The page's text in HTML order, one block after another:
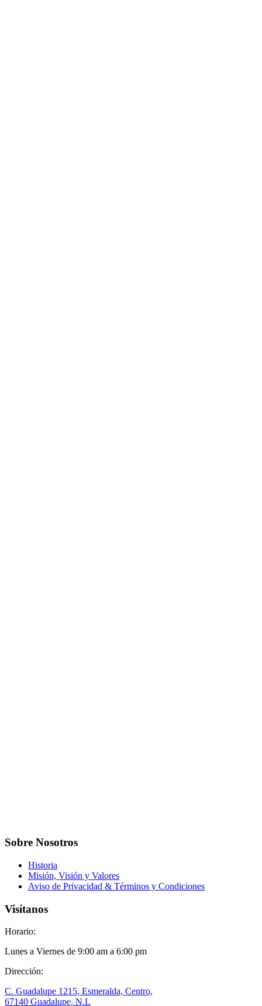
Sobre Nosotros
Historia
Misión, Visión y Valores
Aviso de Privacidad & Términos y Condiciones
Visítanos
Horario:
Lunes a Viernes de 9:00 am a 6:00 pm
Dirección:
C. Guadalupe 1215, Esmeralda, Centro,
67140 Guadalupe, N.L